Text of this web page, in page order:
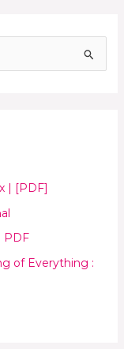
| [PDF]
PDF
of Everything :